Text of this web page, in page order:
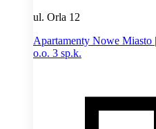
ul. Orla 12
Apartamenty Nowe Miasto
o.o. 3 sp.k.